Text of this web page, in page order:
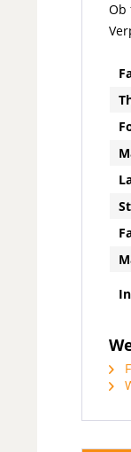
Ob